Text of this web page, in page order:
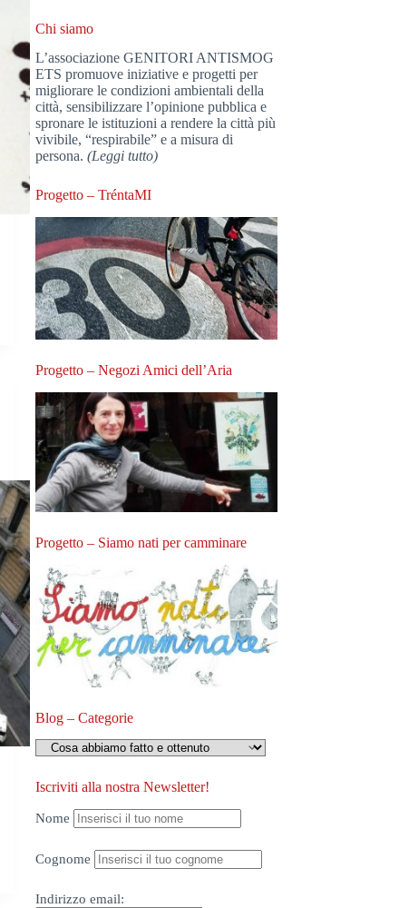
Chi siamo
L’associazione GENITORI ANTISMOG
ETS promuove iniziative e progetti per
migliorare le condizioni ambientali della
città, sensibilizzare l’opinione pubblica e
spronare le istituzioni a rendere la città più
vivibile, “respirabile” e a misura di
persona.(Leggi tutto)
Progetto – TréntaMI
Progetto – Negozi Amici dell’Aria
Progetto – Siamo nati per camminare
Blog – Categorie
Blog
–
Iscriviti alla nostra Newsletter!
Nome
Cognome
Indirizzo email: